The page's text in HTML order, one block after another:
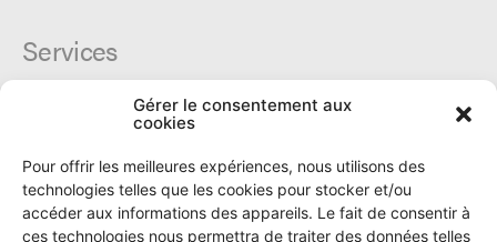
Gérer le consentement aux
cookies
Pour offrir les meilleures expériences, nous utilisons des
technologies telles que les cookies pour stocker et/ou
accéder aux informations des appareils. Le fait de consentir à
ces technologies nous permettra de traiter des données telles
Services
Archives
Tarifs et dates de parutions
Politique de cookies
Politique de confidentialité